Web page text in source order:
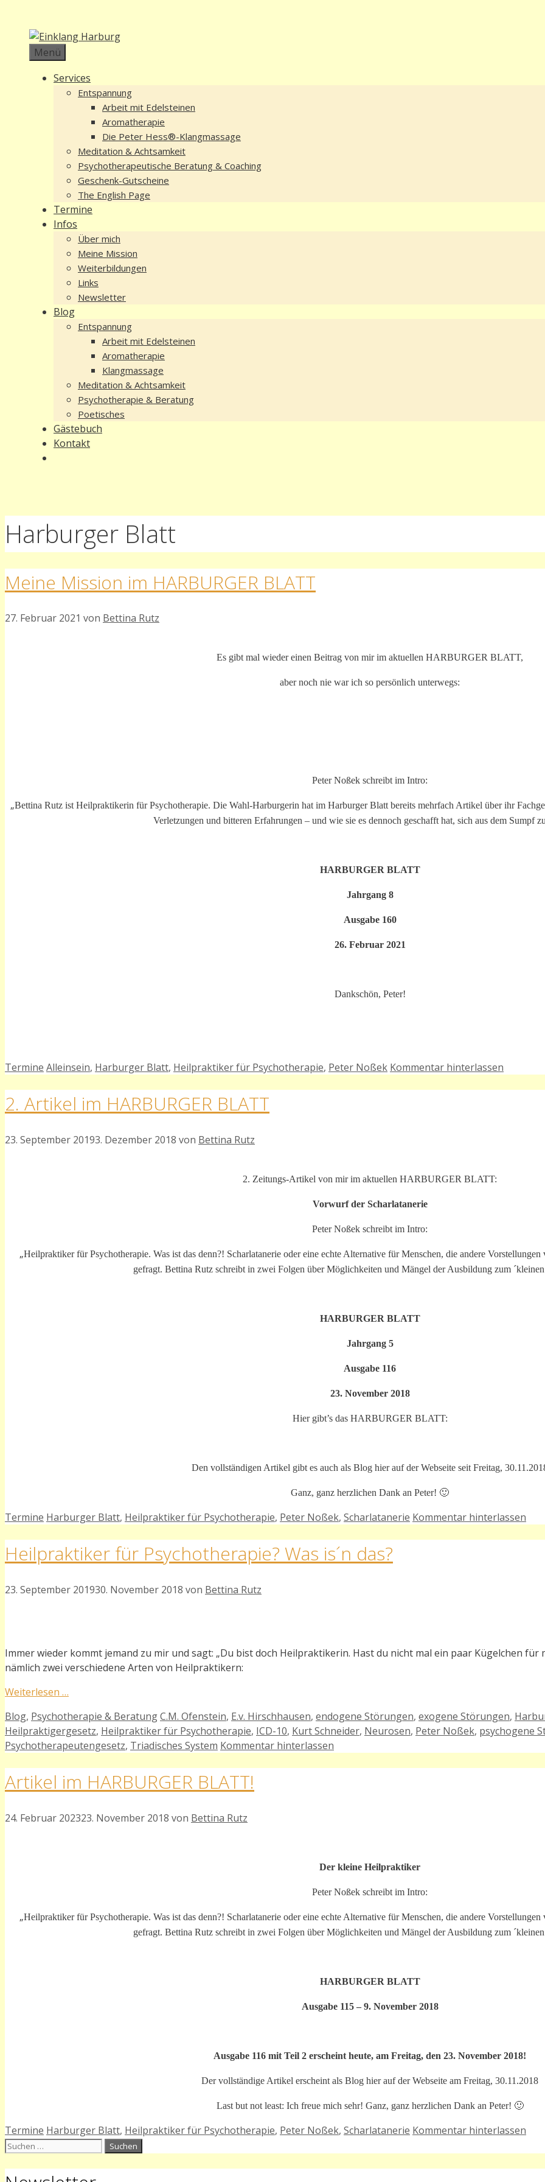
Inhalt
springen
Menü
Services
Entspannung
Arbeit mit Edelsteinen
Aromatherapie
Die Peter Hess®-Klangmassage
Meditation & Achtsamkeit
Psychotherapeutische Beratung & Coaching
Geschenk-Gutscheine
The English Page
Termine
Infos
Über mich
Meine Mission
Weiterbildungen
Links
Newsletter
Blog
Entspannung
Arbeit mit Edelsteinen
Aromatherapie
Klangmassage
Meditation & Achtsamkeit
Psychotherapie & Beratung
Poetisches
Gästebuch
Kontakt
Harburger Blatt
Meine Mission im HARBURGER BLATT
27. Februar 2021 von Bettina Rutz
Es gibt mal wieder einen Beitrag von mir im aktuellen HARBURGER BLATT,
aber noch nie war ich so persönlich unterwegs:
Peter Noßek schreibt im Intro:
„Bettina Rutz ist Heilpraktikerin für Psychotherapie. Die Wahl-Harburgerin hat im Harburger Blatt bereits mehrfach Artikel über ihr
Verletzungen und bitteren Erfahrungen – und wie sie es dennoch geschafft hat, sich aus dem Sumpf
HARBURGER BLATT
Jahrgang 8
Ausgabe 160
26. Februar 2021
Dankschön, Peter!
Kategorien
Termine Schlagwörter
Alleinsein, Harburger Blatt, Heilpraktiker für Psychotherapie, Peter Noßek Kommentar hinterlassen
2. Artikel im HARBURGER BLATT
23. September 20193. Dezember 2018 von Bettina Rutz
2. Zeitungs-Artikel von mir im aktuellen HARBURGER BLATT:
Vorwurf der Scharlatanerie
Peter Noßek schreibt im Intro:
„Heilpraktiker für Psychotherapie. Was ist das denn?! Scharlatanerie oder eine echte Alternative für Menschen, die andere
gefragt. Bettina Rutz schreibt in zwei Folgen über Möglichkeiten und Mängel der Ausbildung zum
HARBURGER BLATT
Jahrgang 5
Ausgabe 116
23. November 2018
Hier gibt’s das HARBURGER BLATT:
Den vollständigen Artikel gibt es auch als Blog hier auf der Webseite seit Freitag,
Ganz, ganz herzlichen Dank an Peter! 🙂
Kategorien
Termine Schlagwörter
Harburger Blatt, Heilpraktiker für Psychotherapie, Peter Noßek, Scharlatanerie Kommentar hinterlassen
Heilpraktiker für Psychotherapie? Was is´n das?
23. September 201930. November 2018 von Bettina Rutz
Immer wieder kommt jemand zu mir und sagt: „Du bist doch Heilpraktikerin. Hast du nicht mal ein paar Kügelchen für
nämlich zwei verschiedene Arten von Heilpraktikern:
Weiterlesen …
Kategorien
Blog, Psychotherapie & BeratungSchlagwörter
C.M. Ofenstein, E.v. Hirschhausen, endogene Störungen, exogene Störungen,
Heilpraktigergesetz, Heilpraktiker für Psychotherapie, ICD-10, Kurt Schneider, Neurosen, Peter Noßek, psychogene
Psychotherapeutengesetz, Triadisches System Kommentar hinterlassen
Artikel im HARBURGER BLATT!
24. Februar 202323. November 2018 von Bettina Rutz
Der kleine Heilpraktiker
Peter Noßek schreibt im Intro:
„Heilpraktiker für Psychotherapie. Was ist das denn?! Scharlatanerie oder eine echte Alternative für Menschen, die andere
gefragt. Bettina Rutz schreibt in zwei Folgen über Möglichkeiten und Mängel der Ausbildung zum
HARBURGER BLATT
Ausgabe 115 – 9. November 2018
Ausgabe 116 mit Teil 2 erscheint heute, am Freitag, den 23. November 2018!
Der vollständige Artikel erscheint als Blog hier auf der Webseite am Freitag, 30.11.2018
Last but not least: Ich freue mich sehr! Ganz, ganz herzlichen Dank an Peter! 🙂
Kategorien
Termine Schlagwörter
Harburger Blatt, Heilpraktiker für Psychotherapie, Peter Noßek, Scharlatanerie Kommentar hinterlassen
Suchen